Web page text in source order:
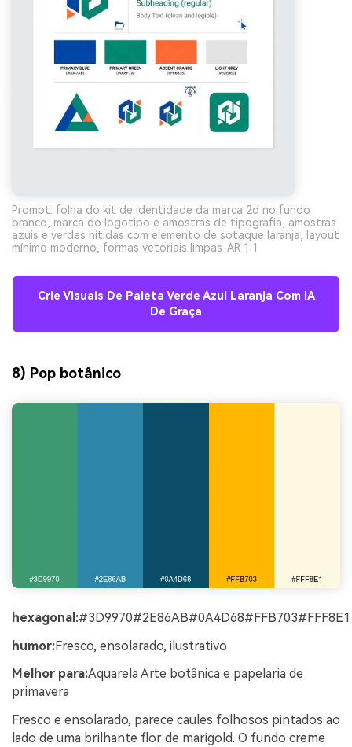
Prompt: folha do kit de identidade da marca 2d no fundo
branco, marca do logotipo e amostras de tipografia, amostras
azuis e verdes nítidas com elemento de sotaque laranja, layout
mínimo moderno, formas vetoriais limpas-AR 1:1
Crie Visuais De Paleta Verde Azul Laranja Com IA
De Graça
8) Pop botânico
hexagonal:#3D9970#2E86AB#0A4D68#FFB703#FFF8E1
humor:Fresco, ensolarado, ilustrativo
Melhor para:Aquarela Arte botânica e papelaria de
primavera
Fresco e ensolarado, parece caules folhosos pintados ao
lado de uma brilhante flor de marigold. O fundo creme